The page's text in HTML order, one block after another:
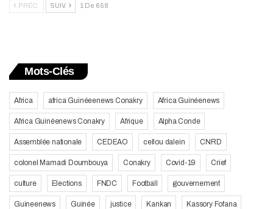
PRÉC. SUIV. 1 De 658
Mots-Clés
Africa africa Guinéeenews Conakry Africa Guinéenews
Africa Guinéenews Conakry Afrique Alpha Conde
Assemblée nationale CEDEAO cellou dalein CNRD
colonel Mamadi Doumbouya Conakry Covid-19 Crief
culture Elections FNDC Football gouvernement
Guineenews Guinée justice Kankan Kassory Fofana